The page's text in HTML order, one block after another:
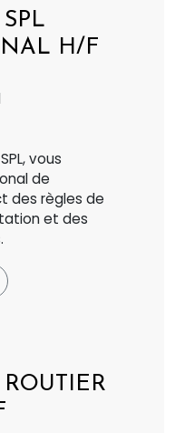
H/F
vous
de
des règles de
et des